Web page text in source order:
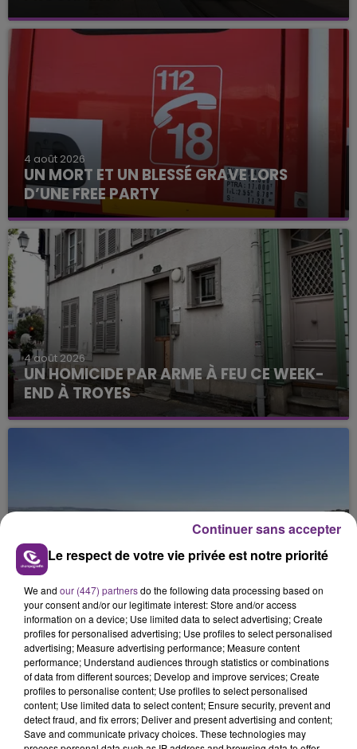
4 août 2026
UN MORT ET UN BLESSÉ GRAVE LORS
D’UNE FREE PARTY
4 août 2026
UN HOMICIDE PAR ARME À FEU CE WEEK-
END À TROYES
4 août 2026
DES VENDANGES TOUJOURS PLUS
PRÉCOCES
Le respect de votre vie privée est notre priorité
We and our (447) partnersdo the following data processing based on
your consent and/or our legitimate interest: Store and/or access
information on a device; Use limited data to select advertising; Create
profiles for personalised advertising; Use profiles to select personalised
advertising; Measure advertising performance; Measure content
performance; Understand audiences through statistics or combinations
of data from different sources; Develop and improve services; Create
profiles to personalise content; Use profiles to select personalised
content; Use limited data to select content; Ensure security, prevent and
detect fraud, and fix errors; Deliver and present advertising and content;
Save and communicate privacy choices. These technologies may
Continuer sans accepter